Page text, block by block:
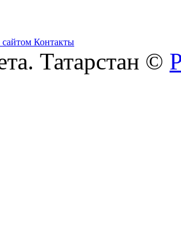
Контакты
Татарстан ©